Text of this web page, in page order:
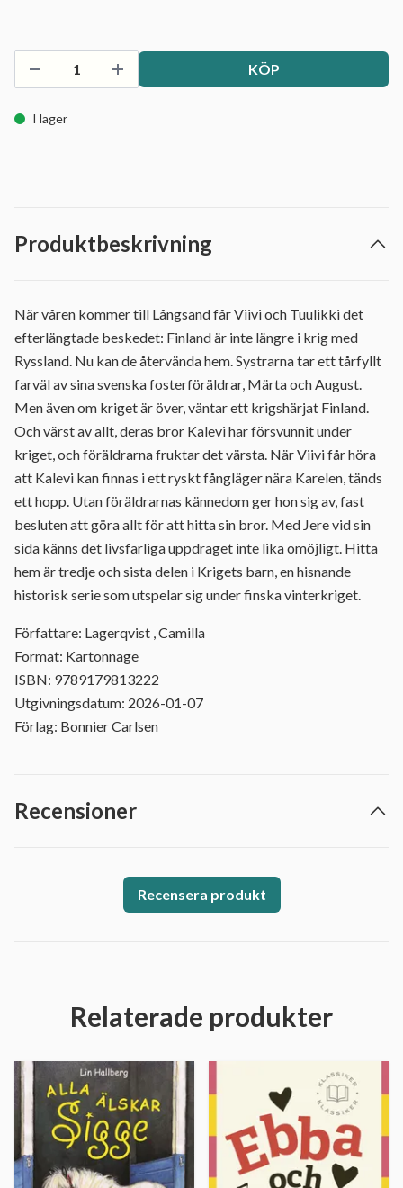
KÖP
I lager
Produktbeskrivning
När våren kommer till Långsand får Viivi och Tuulikki det
efterlängtade beskedet: Finland är inte längre i krig med
Ryssland. Nu kan de återvända hem. Systrarna tar ett tårfyllt
farväl av sina svenska fosterföräldrar, Märta och August.
Men även om kriget är över, väntar ett krigshärjat Finland.
Och värst av allt, deras bror Kalevi har försvunnit under
kriget, och föräldrarna fruktar det värsta. När Viivi får höra
att Kalevi kan finnas i ett ryskt fångläger nära Karelen, tänds
ett hopp. Utan föräldrarnas kännedom ger hon sig av, fast
besluten att göra allt för att hitta sin bror. Med Jere vid sin
sida känns det livsfarliga uppdraget inte lika omöjligt. Hitta
hem är tredje och sista delen i Krigets barn, en hisnande
historisk serie som utspelar sig under finska vinterkriget.
Författare: Lagerqvist , Camilla
Format: Kartonnage
ISBN: 9789179813222
Utgivningsdatum: 2026-01-07
Förlag: Bonnier Carlsen
Recensioner
Recensera produkt
Relaterade produkter